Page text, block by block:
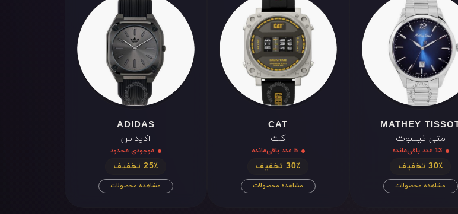
XII
IIIVIIX
MATHEY
متی تیسوت
13 عدد باقی‌مانده
30٪ تخفیف
مشاهده محصولات
CAT
کت
5 عدد باقی‌مانده
30٪ تخفیف
مشاهده محصولات
ADIDAS
آدیداس
موجودی محدود
25٪ تخفیف
مشاهده محصولات